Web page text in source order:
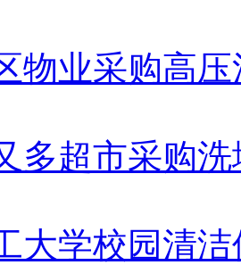
物业采购高
多超市采购
大学校园清